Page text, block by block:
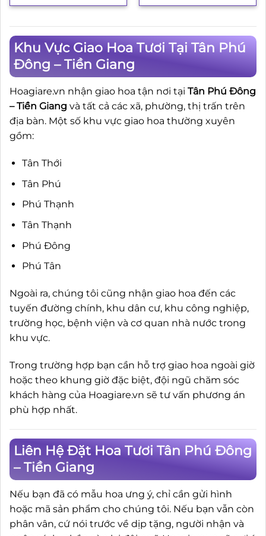
Khu Vực Giao Hoa Tươi Tại Tân Phú
Đông – Tiền Giang
Hoagiare.vn nhận giao hoa tận nơi tại Tân Phú Đông
– Tiền Giang và tất cả các xã, phường, thị trấn trên
địa bàn. Một số khu vực giao hoa thường xuyên
gồm:
Tân Thới
Tân Phú
Phú Thạnh
Tân Thạnh
Phú Đông
Phú Tân
Ngoài ra, chúng tôi cũng nhận giao hoa đến các
tuyến đường chính, khu dân cư, khu công nghiệp,
trường học, bệnh viện và cơ quan nhà nước trong
khu vực.
Trong trường hợp bạn cần hỗ trợ giao hoa ngoài giờ
hoặc theo khung giờ đặc biệt, đội ngũ chăm sóc
khách hàng của Hoagiare.vn sẽ tư vấn phương án
phù hợp nhất.
Liên Hệ Đặt Hoa Tươi Tân Phú Đông
– Tiền Giang
Nếu bạn đã có mẫu hoa ưng ý, chỉ cần gửi hình
hoặc mã sản phẩm cho chúng tôi. Nếu bạn vẫn còn
phân vân, cứ nói trước về dịp tặng, người nhận và